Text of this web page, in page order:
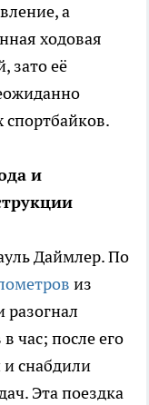
а
ходовая
зато её
и
Даймлер. По
из
час; после его
снабдили
Эта поездка